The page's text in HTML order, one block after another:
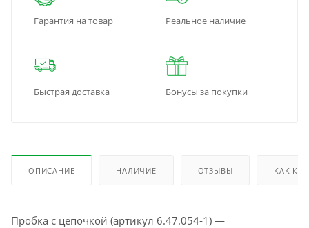
Гарантия на товар Реальное наличие
Быстрая доставка Бонусы за покупки
ОПИСАНИЕ НАЛИЧИЕ ОТЗЫВЫ КАК
Пробка с цепочкой (артикул 6.47.054‑1) —